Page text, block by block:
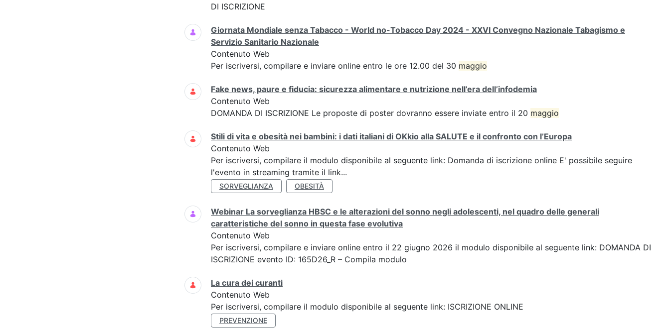
DI ISCRIZIONE
Giornata Mondiale senza Tabacco - World no-Tobacco Day 2024 - XXVI Convegno Nazionale Tabagismo e
Servizio Sanitario Nazionale
Contenuto Web
Per iscriversi, compilare e inviare online entro le ore 12.00 del 30 maggio
Fake news, paure e fiducia: sicurezza alimentare e nutrizione nell’era dell’infodemia
Contenuto Web
DOMANDA DI ISCRIZIONE Le proposte di poster dovranno essere inviate entro il 20 maggio
Stili di vita e obesità nei bambini: i dati italiani di OKkio alla SALUTE e il confronto con l’Europa
Contenuto Web
Per iscriversi, compilare il modulo disponibile al seguente link: Domanda di iscrizione online E' possibile seguire
l'evento in streaming tramite il link...
SORVEGLIANZA OBESITÀ
Webinar La sorveglianza HBSC e le alterazioni del sonno negli adolescenti, nel quadro delle generali
caratteristiche del sonno in questa fase evolutiva
Contenuto Web
Per iscriversi, compilare e inviare online entro il 22 giugno 2026 il modulo disponibile al seguente link: DOMANDA DI
ISCRIZIONE evento ID: 165D26_R – Compila modulo
La cura dei curanti
Contenuto Web
Per iscriversi, compilare il modulo disponibile al seguente link: ISCRIZIONE ONLINE
PREVENZIONE